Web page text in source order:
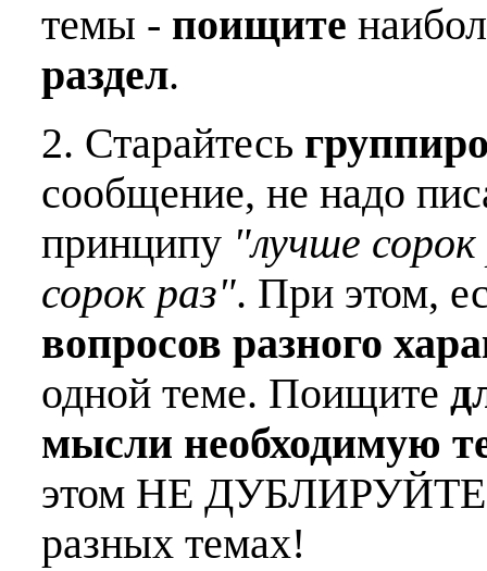
темы - поищите
раздел.
2. Старайтесь
сообщение, не надо
принципу "лучше
сорок раз". При этом,
вопросов разного
одной теме. Поищите
мысли необходимую
этом НЕ ДУБЛИРУЙТЕ
разных темах!